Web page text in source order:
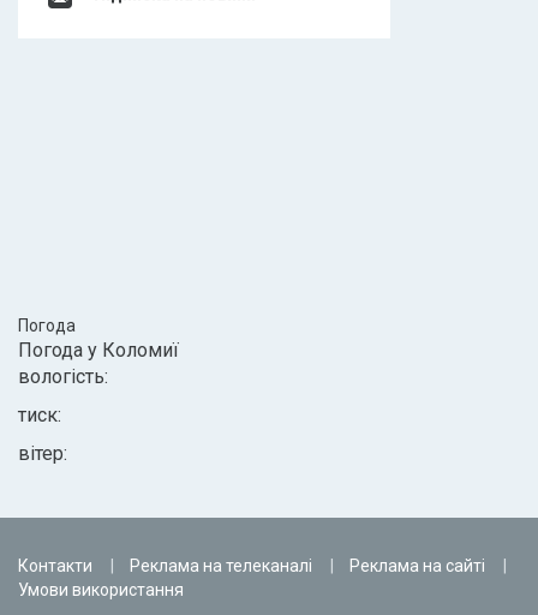
Погода
Погода у Коломиї
вологість:
тиск:
вітер:
Контакти Реклама на телеканалі
Реклама на сайті
Умови використання